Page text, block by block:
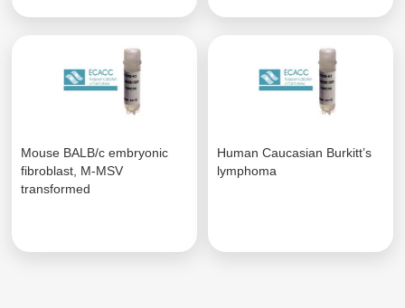
Mouse BALB/c embryonic
fibroblast, M-MSV
transformed
Human Caucasian Burkitt’s
lymphoma